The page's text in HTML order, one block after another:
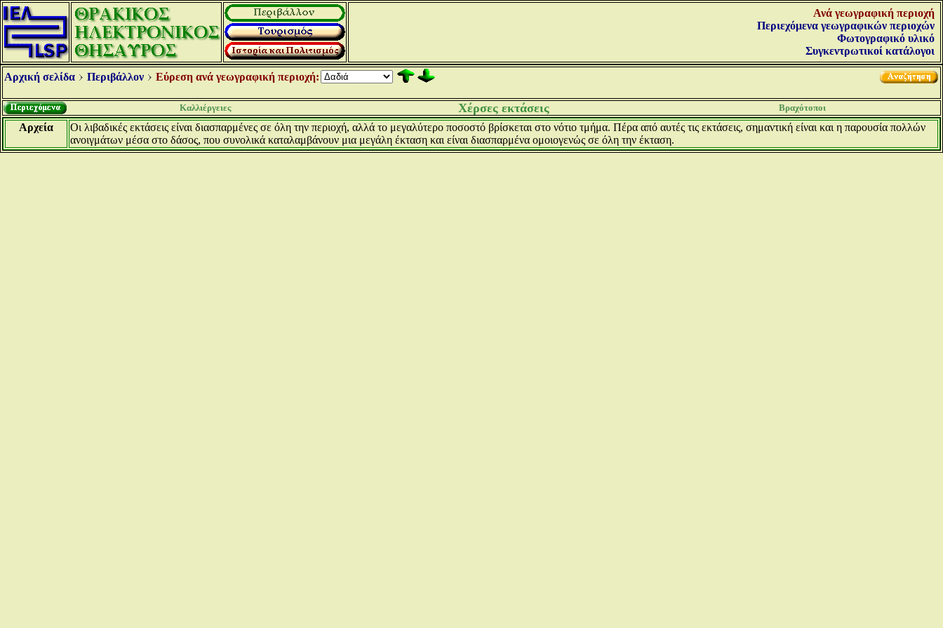
Ανά γεωγραφική περιοχή
Περιεχόμενα γεωγραφικών περιοχών
Φωτογραφικό υλικό
Συγκεντρωτικοί κατάλογοι
Αρχική σελίδα Περιβάλλον Εύρεση ανά γεωγραφική περιοχή:
Καλλιέργειες Χέρσες εκτάσεις Βραχότοποι
Αρχεία
Οι λιβαδικές εκτάσεις είναι διασπαρμένες σε όλη την περιοχή, αλλά το μεγαλύτερο ποσοστό βρίσκεται στο νότιο τμήμα. Πέρα από αυτές τις εκτάσεις, σημαντική είναι και η παρουσία πολλών
ανοιγμάτων μέσα στο δάσος, που συνολικά καταλαμβάνουν μια μεγάλη έκταση και είναι διασπαρμένα ομοιογενώς σε όλη την έκταση.